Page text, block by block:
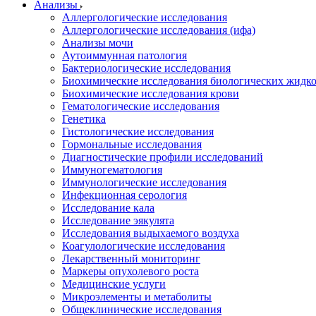
Анализы
Аллергологические исследования
Аллергологические исследования (ифа)
Анализы мочи
Аутоиммунная патология
Бактериологические исследования
Биохимические исследования биологических
Биохимические исследования крови
Гематологические исследования
Генетика
Гистологические исследования
Гормональные исследования
Диагностические профили исследований
Иммуногематология
Иммунологические исследования
Инфекционная серология
Исследование кала
Исследование эякулята
Исследования выдыхаемого воздуха
Коагулологические исследования
Лекарственный мониторинг
Маркеры опухолевого роста
Медицинские услуги
Микроэлементы и метаболиты
Общеклинические исследования